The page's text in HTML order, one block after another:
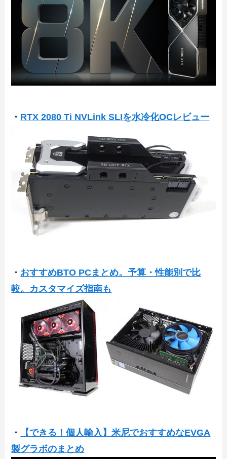
・ RTX 2080 Ti NVLink SLIを水冷化OCレビュー
・ おすすめBTO PCまとめ。予算・性能別で比
較。カスタマイズ指南も
・
【できる！個人輸入】米尼でおすすめなEVGA
製グラボのまとめ